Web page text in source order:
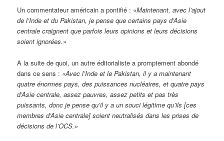
Un commentateur américain a pontifié : «Maintenant, avec l’ajout
de l’Inde et du Pakistan, je pense que certains pays d’Asie
centrale craignent que parfois leurs opinions et leurs décisions
soient ignorées.»
A la suite de quoi, un autre éditorialiste a promptement abondé
dans ce sens : «Avec l’Inde et le Pakistan, il y a maintenant
quatre énormes pays, des puissances nucléaires, et quatre pays
d’Asie centrale, assez pauvres, assez petits et pas très
puissants, donc je pense qu’il y a un souci légitime qu’ils[ces
membres d’Asie centrale] soient neutralisés dans les prises de
décisions de l’OCS.»